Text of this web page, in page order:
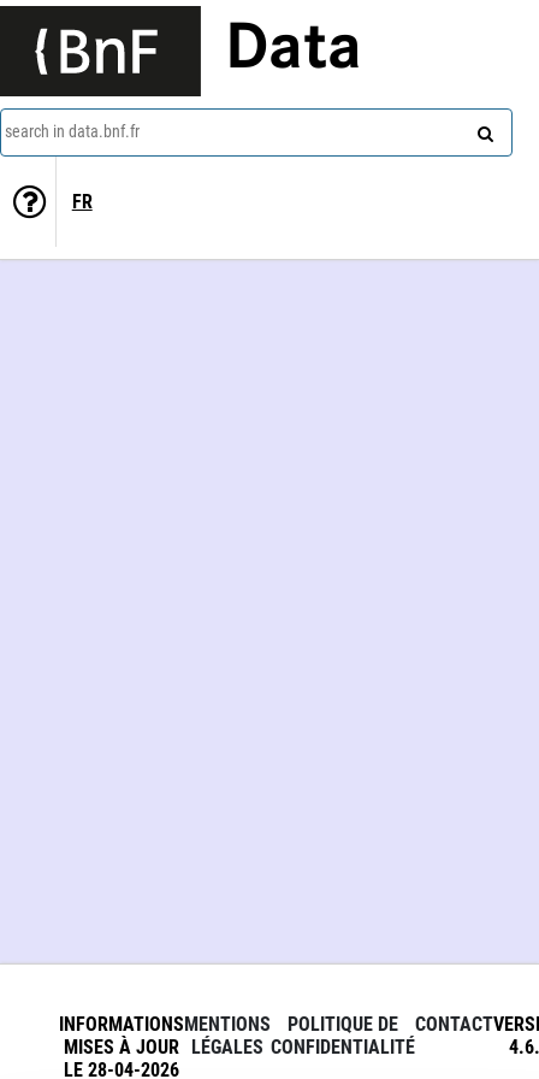
Data
search in data.bnf.fr
FR
INFORMATIONS
MISES À JOUR
LE 28-04-2026
MENTIONS
LÉGALES
POLITIQUE DE
CONFIDENTIALITÉ
CONTACT